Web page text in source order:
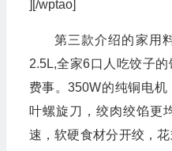
][/wptao]
第三款介绍的家用
2.5L,全家6口人吃饺子
费事。350W的纯铜电
叶螺旋刀，绞肉绞馅更
速，软硬食材分开绞，